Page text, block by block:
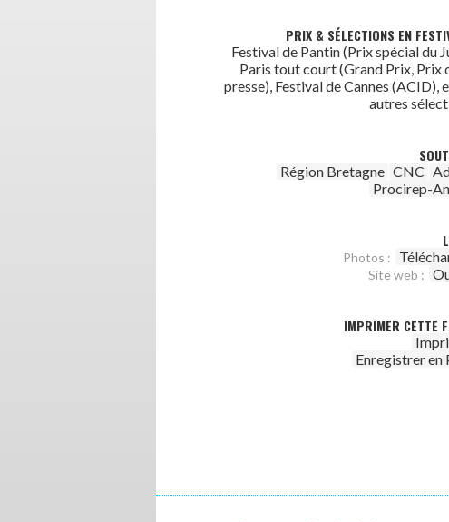
PRIX & SÉLECTIONS EN
Festival de Pantin (Prix spécial du
Paris tout court (Grand Prix, Prix
presse), Festival de Cannes (ACID),
autres
Région Bretagne CNC
Procirep-
Photos :
Site web :
IMPRIMER CETTE
Enregistrer en